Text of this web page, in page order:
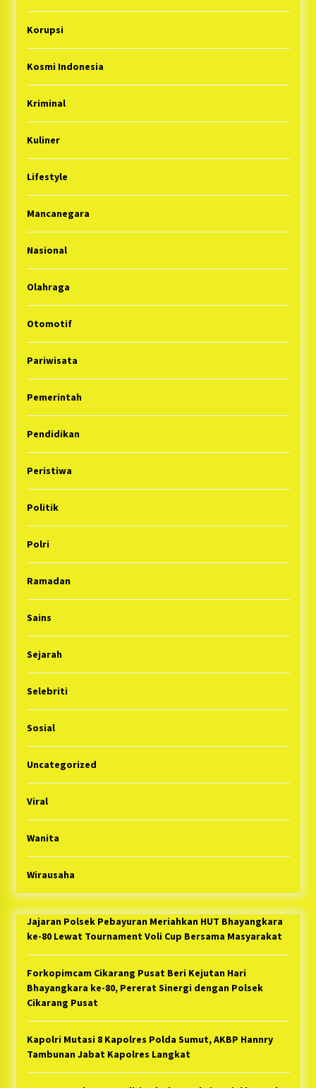
Korupsi
Kosmi Indonesia
Kriminal
Kuliner
Lifestyle
Mancanegara
Nasional
Olahraga
Otomotif
Pariwisata
Pemerintah
Pendidikan
Peristiwa
Politik
Polri
Ramadan
Sains
Sejarah
Selebriti
Sosial
Uncategorized
Viral
Wanita
Wirausaha
Jajaran Polsek Pebayuran Meriahkan HUT Bhayangkara
ke-80 Lewat Tournament Voli Cup Bersama Masyarakat
Forkopimcam Cikarang Pusat Beri Kejutan Hari
Bhayangkara ke-80, Pererat Sinergi dengan Polsek
Cikarang Pusat
Kapolri Mutasi 8 Kapolres Polda Sumut, AKBP Hannry
Tambunan Jabat Kapolres Langkat